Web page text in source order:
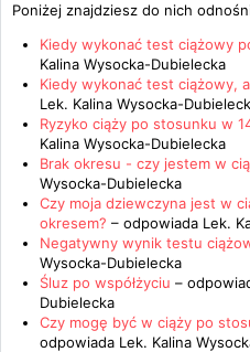
Poniżej znajdziesz do nich
Kiedy wykonać test ciążowy
Kalina Wysocka-Dubielecka
Kiedy wykonać test ciążowy,
Lek. Kalina Wysocka-
Ryzyko ciąży po stosunku w
Kalina Wysocka-Dubielecka
Brak okresu - czy jestem w
Wysocka-Dubielecka
Czy moja dziewczyna jest w
okresem? – odpowiada Lek.
Negatywny wynik testu
Wysocka-Dubielecka
Śluz po współżyciu –
Dubielecka
Czy mogę być w ciąży po
odpowiada Lek. Kalina